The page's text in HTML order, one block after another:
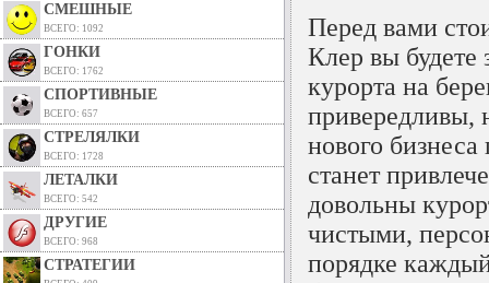
СМЕШНЫЕ
ВСЕГО: 1092
ГОНКИ
ВСЕГО: 1762
СПОРТИВНЫЕ
ВСЕГО: 657
СТРЕЛЯЛКИ
ВСЕГО: 1728
ЛЕТАЛКИ
ВСЕГО: 542
ДРУГИЕ
ВСЕГО: 968
СТРАТЕГИИ
Перед вами
Клер вы будете
курорта на
привередливы,
нового
станет
довольны
чистыми,
порядке